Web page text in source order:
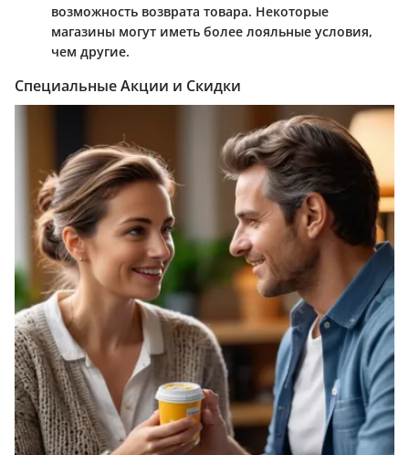
возможность возврата товара. Некоторые
магазины могут иметь более лояльные условия,
чем другие.
Специальные Акции и Скидки